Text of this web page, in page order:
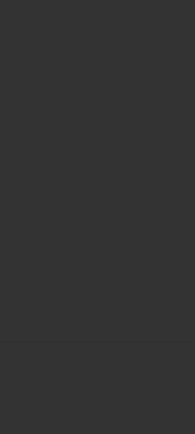
Panda
Garrison